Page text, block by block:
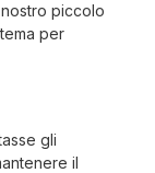
piccolo
per
gli
il